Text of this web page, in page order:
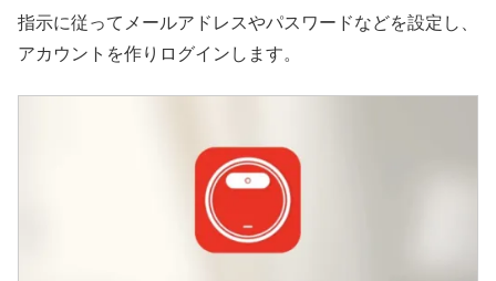
指示に従ってメールアドレスやパスワードなどを設定し、
アカウントを作りログインします。